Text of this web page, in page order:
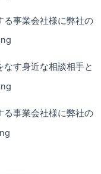
る事業会社様に弊社の
す身近な相談相手と
る事業会社様に弊社の